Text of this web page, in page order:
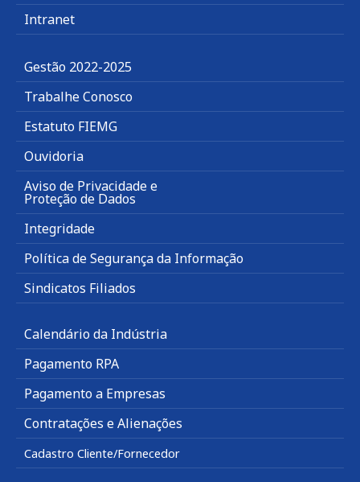
Intranet
Gestão 2022-2025
Trabalhe Conosco
Estatuto FIEMG
Ouvidoria
Aviso de Privacidade e
Proteção de Dados
Integridade
Política de Segurança da Informação
Sindicatos Filiados
Calendário da Indústria
Pagamento RPA
Pagamento a Empresas
Contratações e Alienações
Cadastro Cliente/Fornecedor